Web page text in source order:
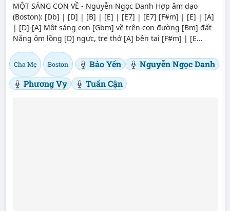
MỘT SÁNG CON VỀ - Nguyễn Ngọc Danh Hợp âm dạo
(Boston): [Db] | [D] | [B] | [E] | [E7] | [E7] [F#m] | [E] | [A]
| [D]-[A] Một sáng con [Gbm] về trên con đường [Bm] đất
Nắng ôm lồng [D] ngực, tre thở [A] bên tai [F#m] | [E...
Cha Mẹ Boston Bảo Yến
Nguyễn Ngọc Danh
Phương Vy
Tuấn Cận